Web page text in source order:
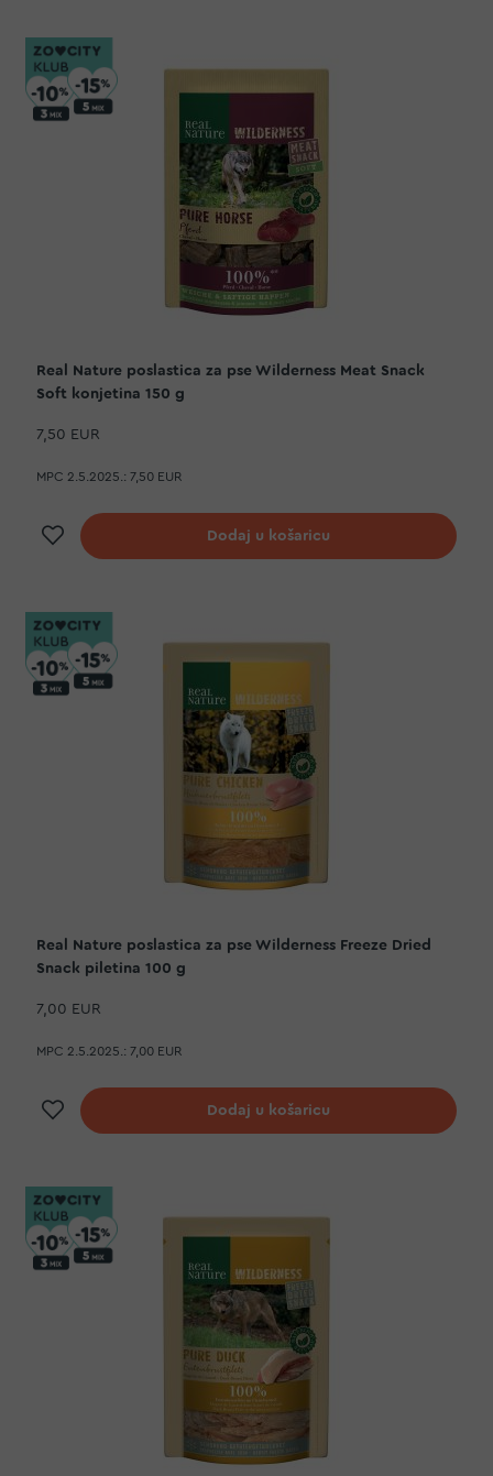
Real Nature poslastica za pse Wilderness Meat Snack
Soft konjetina 150 g
7,50 EUR
MPC 2.5.2025.: 7,50 EUR
Dodaj na listu želja
Dodaj u košaricu
Real Nature poslastica za pse Wilderness Freeze Dried
Snack piletina 100 g
7,00 EUR
MPC 2.5.2025.: 7,00 EUR
Dodaj na listu želja
Dodaj u košaricu